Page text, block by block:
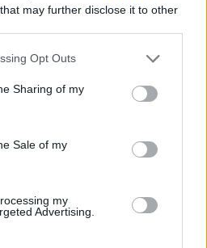
that may further disclose it to other
Opt Outs
Sharing of my
Sale of my
my
Advertising.
l'Ebre
de Sant Joan, a una victòria